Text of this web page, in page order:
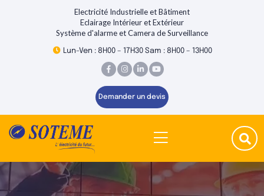
Electricité Industrielle et Bâtiment
Eclairage Intérieur et Extérieur
Système d'alarme et Camera de Surveillance
Lun-Ven : 8H00 – 17H30 Sam : 8H00 – 13H00
Demander un devis